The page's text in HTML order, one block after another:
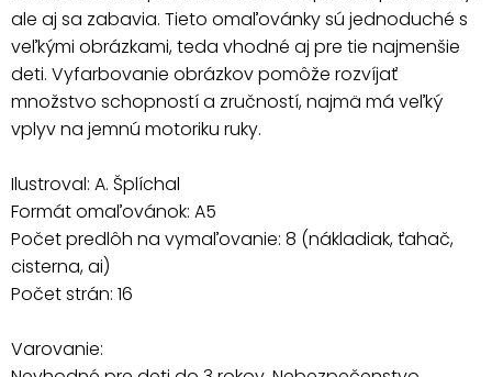
ale aj sa zabavia. Tieto omaľovánky sú jednoduché s
veľkými obrázkami, teda vhodné aj pre tie najmenšie
deti. Vyfarbovanie obrázkov pomôže rozvíjať
množstvo schopností a zručností, najmä má veľký
vplyv na jemnú motoriku ruky.
Ilustroval: A. Šplíchal
Formát omaľovánok: A5
Počet predlôh na vymaľovanie: 8 (nákladiak, ťahač,
cisterna, ai)
Počet strán: 16
Varovanie: